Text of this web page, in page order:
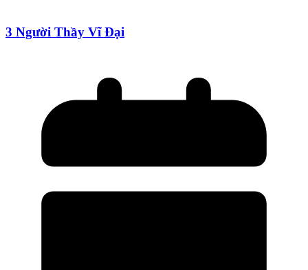
3 Người Thầy Vĩ Đại